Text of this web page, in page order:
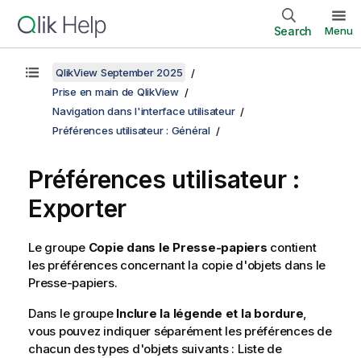
Search Menu
QlikView September 2025
Prise en main de QlikView
Navigation dans l'interface utilisateur
Préférences utilisateur : Général
Préférences utilisateur :
Exporter
Le groupe Copie dans le Presse-papiers contient
les préférences concernant la copie d'objets dans le
Presse-papiers.
Dans le groupe Inclure la légende et la bordure,
vous pouvez indiquer séparément les préférences de
chacun des types d'objets suivants : Liste de